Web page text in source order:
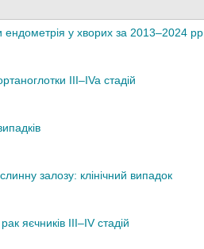
ендометрія у хворих за 2013–2024 рр.
ІІІ–IVa стадій
залозу: клінічний випадок
яєчників ІІІ–ІV стадій